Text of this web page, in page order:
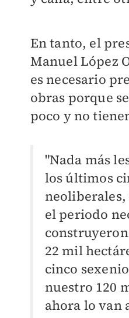
En tanto, el
Manuel López
es necesario
obras porque
poco y no
"Nada más
los últimos
neoliberales,
el periodo
22 mil
cinco
nuestro 120
ahora lo van